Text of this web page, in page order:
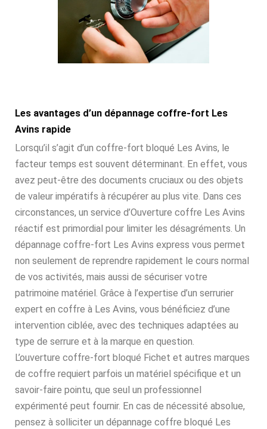
Les avantages d’un dépannage coffre-fort Les
Avins rapide
Lorsqu’il s’agit d’un coffre-fort bloqué Les Avins, le
facteur temps est souvent déterminant. En effet, vous
avez peut-être des documents cruciaux ou des objets
de valeur impératifs à récupérer au plus vite. Dans ces
circonstances, un service d’Ouverture coffre Les Avins
réactif est primordial pour limiter les désagréments. Un
dépannage coffre-fort Les Avins express vous permet
non seulement de reprendre rapidement le cours normal
de vos activités, mais aussi de sécuriser votre
patrimoine matériel. Grâce à l’expertise d’un serrurier
expert en coffre à Les Avins, vous bénéficiez d’une
intervention ciblée, avec des techniques adaptées au
type de serrure et à la marque en question.
L’ouverture coffre-fort bloqué Fichet et autres marques
de coffre requiert parfois un matériel spécifique et un
savoir-faire pointu, que seul un professionnel
expérimenté peut fournir. En cas de nécessité absolue,
pensez à solliciter un dépannage coffre bloqué Les